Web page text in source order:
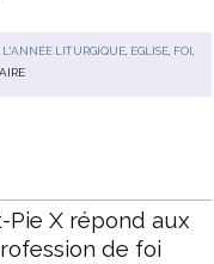
LITURGIQUE, EGLISE, FOI
Pie X répond aux
de foi